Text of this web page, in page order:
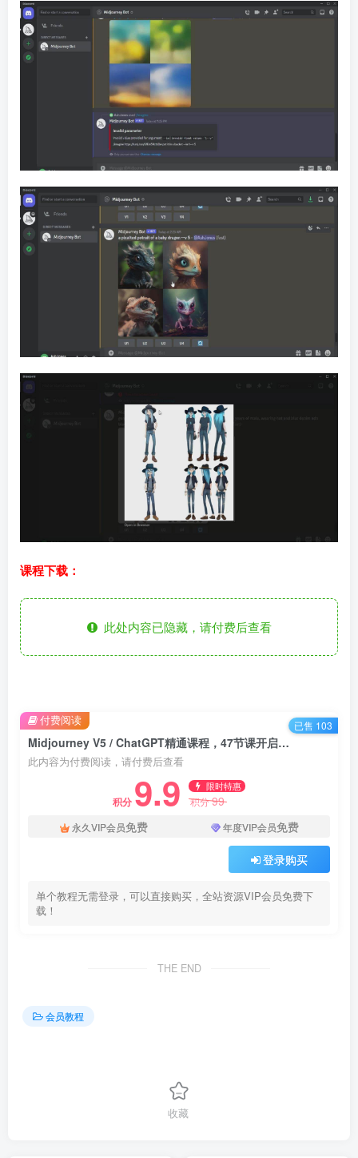
课程下载：
此处内容已隐藏，请付费后查看
Midjourney V5 / ChatGPT精通课程，47节课开启文本到艺术图像的魔法之门！
此内容为付费阅读，请付费后查看
积分 9.9 限时特惠
积分99
永久VIP会员免费 年度VIP会员免费
登录购买
单个教程无需登录，可以直接购买，全站资源VIP会员免费下
载！
付费阅读 已售 103
THE END
会员教程
收藏